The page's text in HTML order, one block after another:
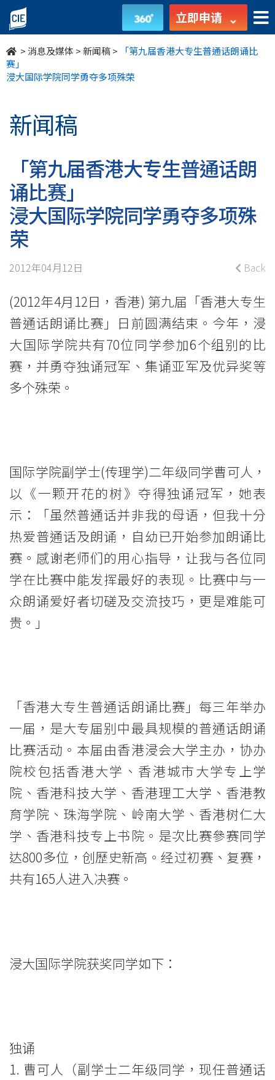
「第
九
届
港
大
生
普
通
话
朗
诵
比
赛」
大
国
际
学
院
同
学
多
项
殊
荣
学
院
消
国
院
立即申请
>消息及媒体 >新闻稿>
「第九届香港大专生普通话朗诵比
赛」
浸大国际学院同学勇夺多项殊荣
新闻稿
「第九届香港大专生普通话朗
诵比赛」
浸大国际学院同学勇夺多项殊
荣
2012年04月12日 Back
(2012年4月12日，香港) 第九届「香港大专生
普通话朗诵比赛」日前圆满结束。今年，浸
大国际学院共有70位同学参加6个组别的比
赛，并勇夺独诵冠军、集诵亚军及优异奖等
多个殊荣。
国际学院副学士(传理学)二年级同学曹可人，
以《一颗开花的树》夺得独诵冠军，她表
示：「虽然普通话并非我的母语，但我十分
热爱普通话及朗诵，自幼已开始参加朗诵比
赛。感谢老师们的用心指导，让我与各位同
学在比赛中能发挥最好的表现。比赛中与一
众朗诵爱好者切磋及交流技巧，更是难能可
贵。」
「香港大专生普通话朗诵比赛」每三年举办
一届，是大专届别中最具规模的普通话朗诵
比赛活动。本届由香港浸会大学主办，协办
院校包括香港大学、香港城市大学专上学
院、香港科技大学、香港理工大学、香港教
育学院、珠海学院、岭南大学、香港树仁大
学、香港科技专上书院。是次比赛參赛同学
达800多位，创歷史新高。经过初赛、复赛，
共有165人进入决赛。
浸大国际学院获奖同学如下：
独诵
1. 曹可人（副学士二年级同学，现任普通话